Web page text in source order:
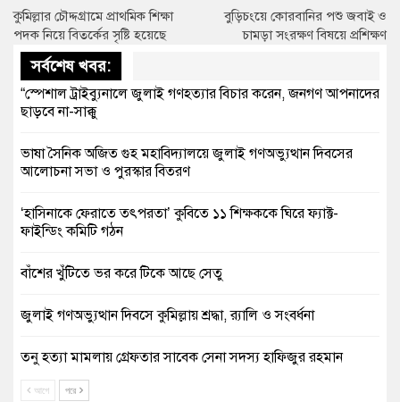
কুমিল্লার চৌদ্দগ্রামে প্রাথমিক শিক্ষা
পদক নিয়ে বিতর্কের সৃষ্টি হয়েছে
বুড়িচংয়ে কোরবানির পশু জবাই ও
চামড়া সংরক্ষণ বিষয়ে প্রশিক্ষণ
সর্বশেষ খবর:
“স্পেশাল ট্রাইব্যুনালে জুলাই গণহত্যার বিচার করেন, জনগণ আপনাদের
ছাড়বে না-সাক্কু
ভাষা সৈনিক অজিত গুহ মহাবিদ্যালয়ে জুলাই গণঅভ্যুত্থান দিবসের
আলোচনা সভা ও পুরস্কার বিতরণ
‘হাসিনাকে ফেরাতে তৎপরতা’ কুবিতে ১১ শিক্ষককে ঘিরে ফ্যাক্ট-
ফাইন্ডিং কমিটি গঠন
বাঁশের খুঁটিতে ভর করে টিকে আছে সেতু
জুলাই গণঅভ্যুত্থান দিবসে কুমিল্লায় শ্রদ্ধা, র‍্যালি ও সংবর্ধনা
তনু হত্যা মামলায় গ্রেফতার সাবেক সেনা সদস্য হাফিজুর রহমান
আগে পরে